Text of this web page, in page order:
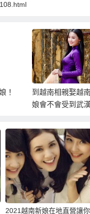
！
到越南相親娶越
娘會不會受到武
險？
2021越南新娘在地直營讓